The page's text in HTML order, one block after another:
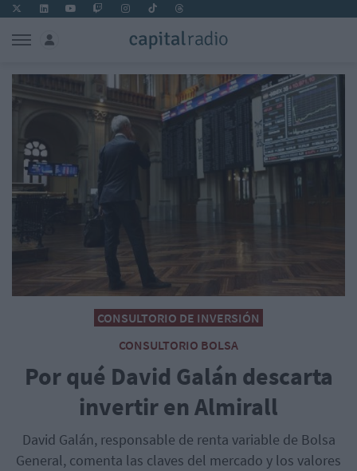
CONSULTORIO DE INVERSIÓN
CONSULTORIO BOLSA
Por qué David Galán descarta
invertir en Almirall
David Galán, responsable de renta variable de Bolsa
General, comenta las claves del mercado y los valores